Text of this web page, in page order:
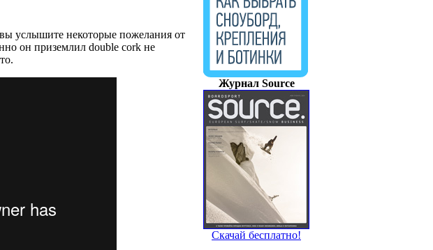
услышите некоторые пожелания от
он приземлил double cork не
Журнал Source
Скачай бесплатно!